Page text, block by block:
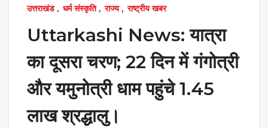
उत्तराखंड, धर्म संस्कृति, राज्य, राष्ट्रीय खबर
Uttarkashi News: यात्रा
का दूसरा चरण; 22 दिन में गंगोत्री
और यमुनोत्री धाम पहुंचे 1.45
लाख श्रद्धालु।